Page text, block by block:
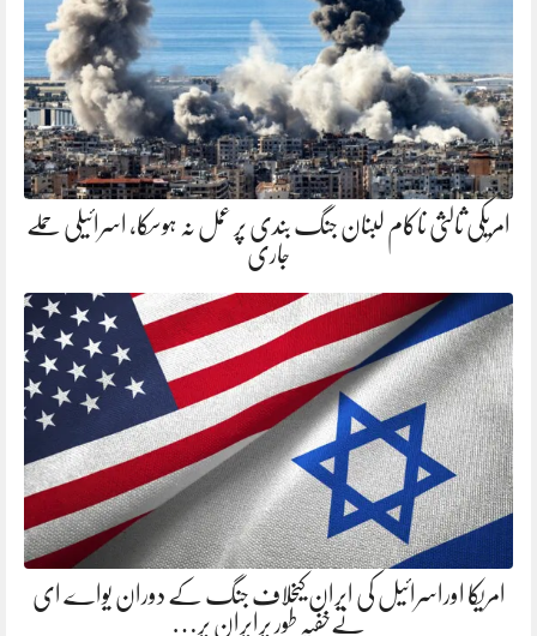
امریکی ثالثی ناکام لبنان جنگ بندی پر عمل نہ ہوسکا، اسرائیلی حملے
جاری
امریکا اوراسرائیل کی ایران کیخلاف جنگ کے دوران یواے ای
نےخفیہ طور پرایران پر…